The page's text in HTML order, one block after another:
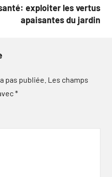
exploiter les vertus
apaisantes du jardin
pas publiée. Les champs
*